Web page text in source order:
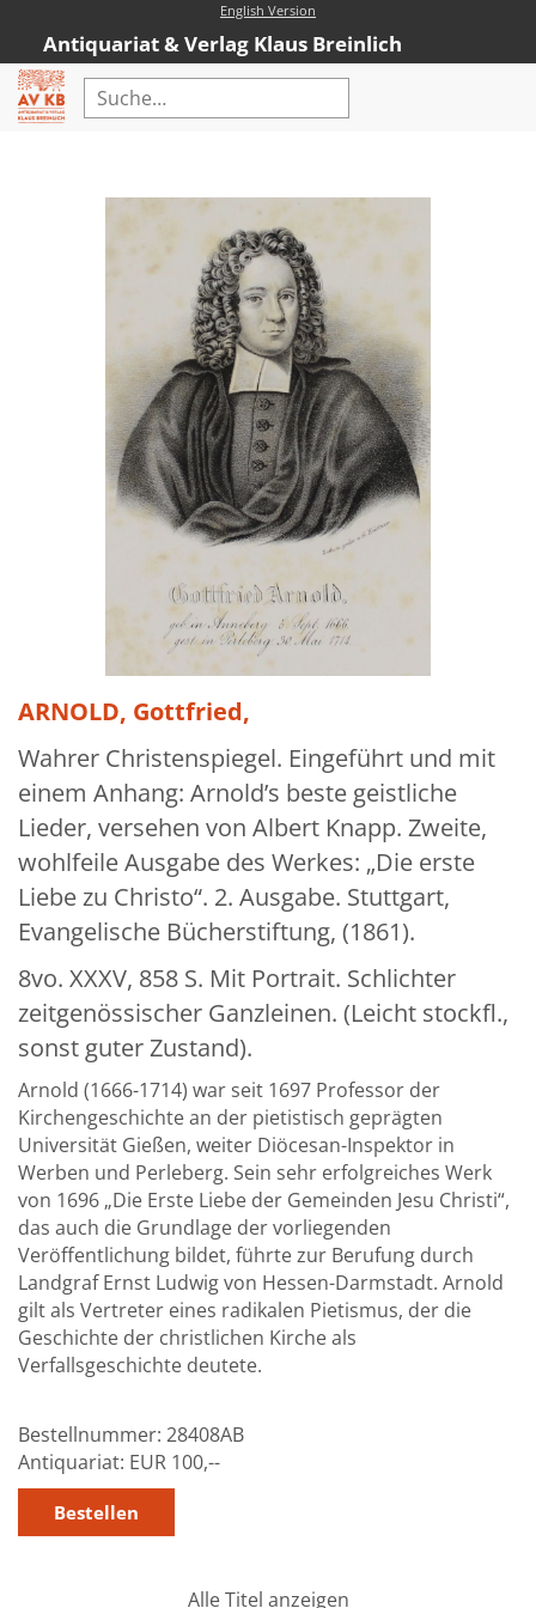
English Version
Antiquariat & Verlag Klaus Breinlich
Erweiterte Suche
Antiquariat
Neubücher
AVKB-Edition
AVKB-Edition Downloads
Buchempfehlungen
Neubuchsortiment
Meine Tätigkeitsfelder
Buchbinderei und Restauration
Glossar und Bibliographien
Warenkorb
Kontakt
Newsletter
ARNOLD, Gottfried,
Wahrer Christenspiegel. Eingeführt und mit
einem Anhang: Arnold’s beste geistliche
Lieder, versehen von Albert Knapp. Zweite,
wohlfeile Ausgabe des Werkes: „Die erste
Liebe zu Christo“. 2. Ausgabe. Stuttgart,
Evangelische Bücherstiftung, (1861).
8vo. XXXV, 858 S. Mit Portrait. Schlichter
zeitgenössischer Ganzleinen. (Leicht stockfl.,
sonst guter Zustand).
Arnold (1666-1714) war seit 1697 Professor der
Kirchengeschichte an der pietistisch geprägten
Universität Gießen, weiter Diöcesan-Inspektor in
Werben und Perleberg. Sein sehr erfolgreiches Werk
von 1696 „Die Erste Liebe der Gemeinden Jesu Christi“,
das auch die Grundlage der vorliegenden
Veröffentlichung bildet, führte zur Berufung durch
Landgraf Ernst Ludwig von Hessen-Darmstadt. Arnold
gilt als Vertreter eines radikalen Pietismus, der die
Geschichte der christlichen Kirche als
Verfallsgeschichte deutete.
Bestellnummer: 28408AB
Antiquariat: EUR 100,--
Alle Titel anzeigen